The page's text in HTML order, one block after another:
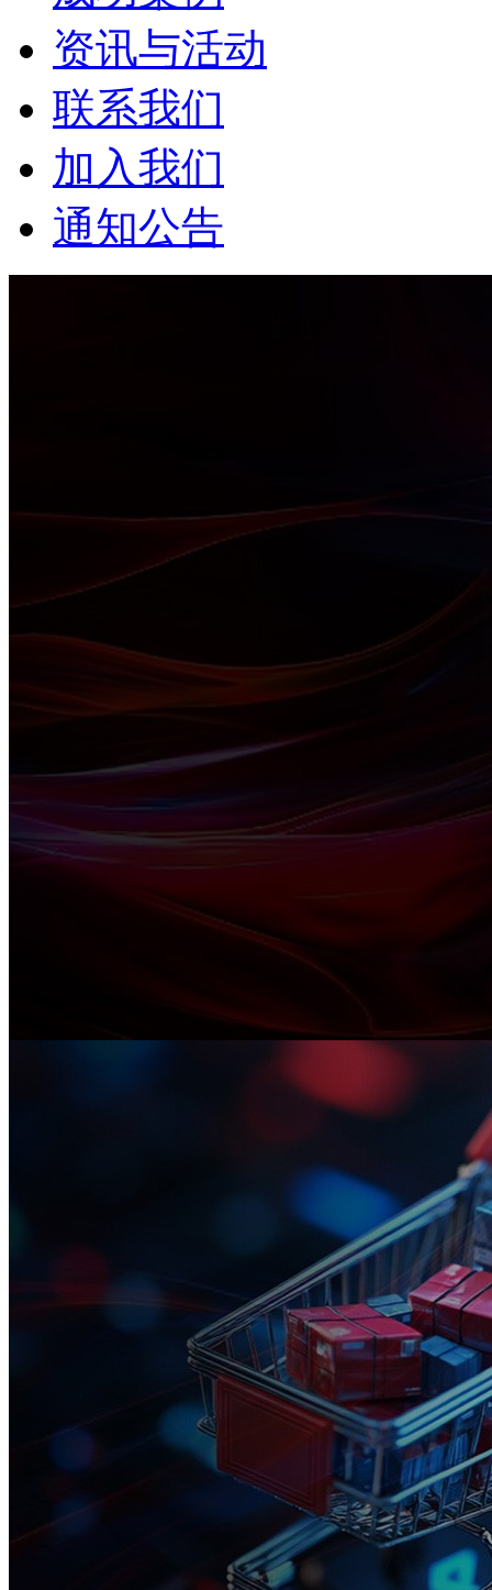
资讯与活动
联系我们
加入我们
通知公告